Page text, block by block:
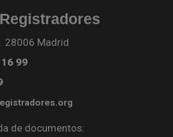
28006 Madrid
99
de documentos: